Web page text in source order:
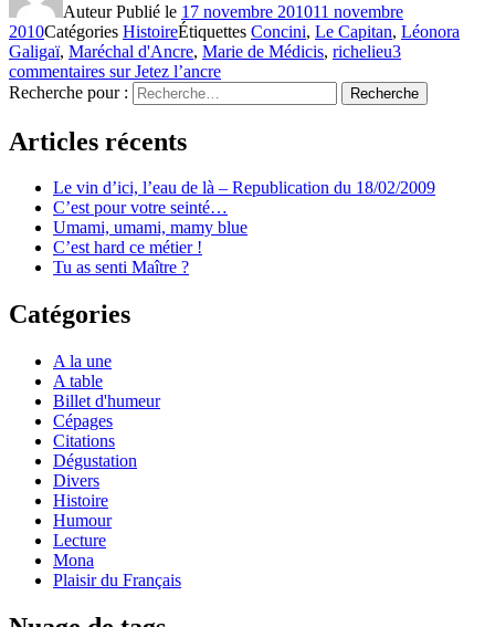
AuteurPublié le 17 novembre 201011 novembre
2010Catégories HistoireÉtiquettes Concini, Le Capitan, Léonora
Galigaï, Maréchal d'Ancre, Marie de Médicis, richelieu3
commentaires sur Jetez l’ancre
Recherche pour :
Recherche
Articles récents
Le vin d’ici, l’eau de là – Republication du 18/02/2009
C’est pour votre seinté…
Umami, umami, mamy blue
C’est hard ce métier !
Tu as senti Maître ?
Catégories
A la une
A table
Billet d'humeur
Cépages
Citations
Dégustation
Divers
Histoire
Humour
Lecture
Mona
Plaisir du Français